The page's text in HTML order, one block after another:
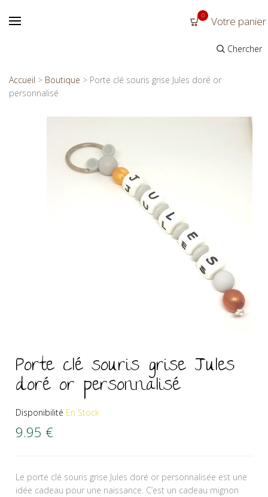
0 Votre panier
Chercher
Accueil > Boutique > Porte clé souris grise Jules doré or
personnalisé
Porte clé souris grise Jules
doré or personnalisé
Disponibilité En Stock
9.95 €
Le porte clé souris grise Jules doré or personnalisée est une
idée cadeau pour une naissance. C’est un cadeau mignon